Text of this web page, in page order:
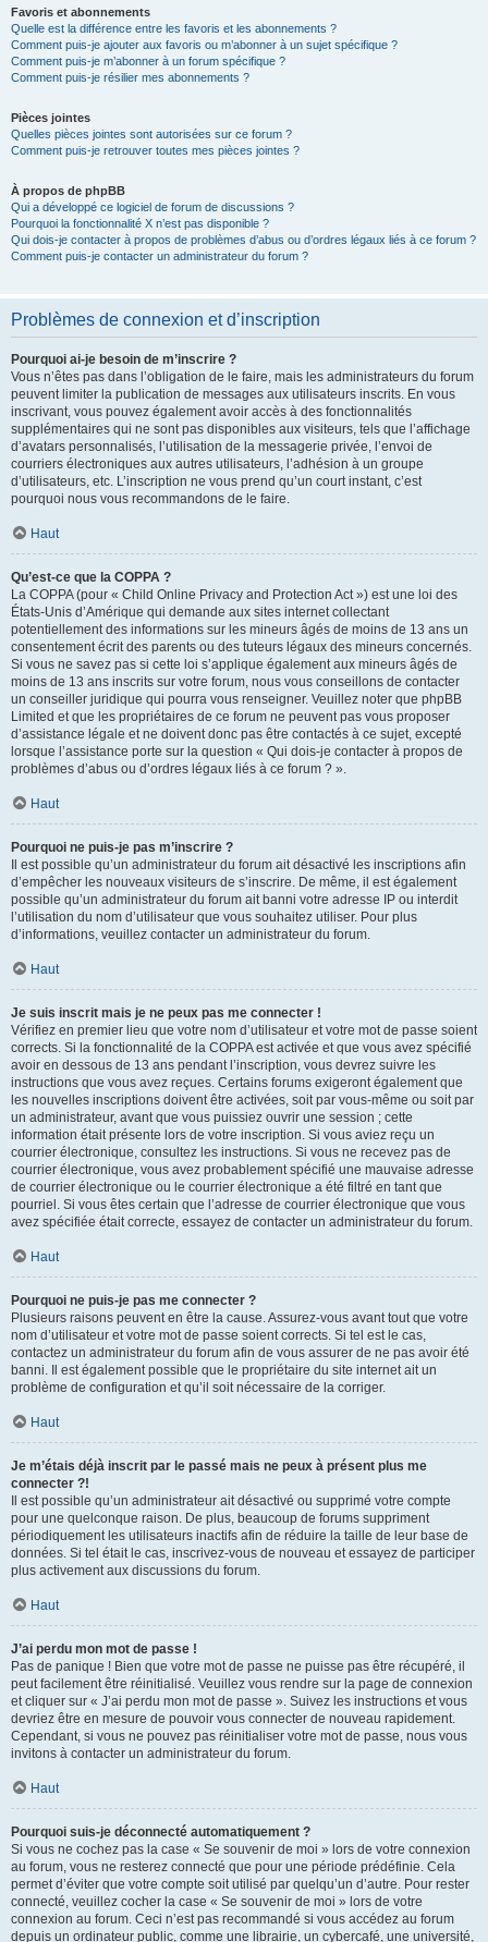
Favoris et abonnements
Quelle est la différence entre les favoris et les abonnements ?
Comment puis-je ajouter aux favoris ou m’abonner à un sujet spécifique ?
Comment puis-je m’abonner à un forum spécifique ?
Comment puis-je résilier mes abonnements ?
Pièces jointes
Quelles pièces jointes sont autorisées sur ce forum ?
Comment puis-je retrouver toutes mes pièces jointes ?
À propos de phpBB
Qui a développé ce logiciel de forum de discussions ?
Pourquoi la fonctionnalité X n’est pas disponible ?
Qui dois-je contacter à propos de problèmes d’abus ou d’ordres légaux liés à ce forum ?
Comment puis-je contacter un administrateur du forum ?
Problèmes de connexion et d’inscription
Pourquoi ai-je besoin de m’inscrire ?
Vous n’êtes pas dans l’obligation de le faire, mais les administrateurs du forum
peuvent limiter la publication de messages aux utilisateurs inscrits. En vous
inscrivant, vous pouvez également avoir accès à des fonctionnalités
supplémentaires qui ne sont pas disponibles aux visiteurs, tels que l’affichage
d’avatars personnalisés, l’utilisation de la messagerie privée, l’envoi de
courriers électroniques aux autres utilisateurs, l’adhésion à un groupe
d’utilisateurs, etc. L’inscription ne vous prend qu’un court instant, c’est
pourquoi nous vous recommandons de le faire.
Haut
Qu’est-ce que la COPPA ?
La COPPA (pour « Child Online Privacy and Protection Act ») est une loi des
États-Unis d’Amérique qui demande aux sites internet collectant
potentiellement des informations sur les mineurs âgés de moins de 13 ans un
consentement écrit des parents ou des tuteurs légaux des mineurs concernés.
Si vous ne savez pas si cette loi s’applique également aux mineurs âgés de
moins de 13 ans inscrits sur votre forum, nous vous conseillons de contacter
un conseiller juridique qui pourra vous renseigner. Veuillez noter que phpBB
Limited et que les propriétaires de ce forum ne peuvent pas vous proposer
d’assistance légale et ne doivent donc pas être contactés à ce sujet, excepté
lorsque l’assistance porte sur la question « Qui dois-je contacter à propos de
problèmes d’abus ou d’ordres légaux liés à ce forum ? ».
Haut
Pourquoi ne puis-je pas m’inscrire ?
Il est possible qu’un administrateur du forum ait désactivé les inscriptions afin
d’empêcher les nouveaux visiteurs de s’inscrire. De même, il est également
possible qu’un administrateur du forum ait banni votre adresse IP ou interdit
l’utilisation du nom d’utilisateur que vous souhaitez utiliser. Pour plus
d’informations, veuillez contacter un administrateur du forum.
Haut
Je suis inscrit mais je ne peux pas me connecter !
Vérifiez en premier lieu que votre nom d’utilisateur et votre mot de passe soient
corrects. Si la fonctionnalité de la COPPA est activée et que vous avez spécifié
avoir en dessous de 13 ans pendant l’inscription, vous devrez suivre les
instructions que vous avez reçues. Certains forums exigeront également que
les nouvelles inscriptions doivent être activées, soit par vous-même ou soit par
un administrateur, avant que vous puissiez ouvrir une session ; cette
information était présente lors de votre inscription. Si vous aviez reçu un
courrier électronique, consultez les instructions. Si vous ne recevez pas de
courrier électronique, vous avez probablement spécifié une mauvaise adresse
de courrier électronique ou le courrier électronique a été filtré en tant que
pourriel. Si vous êtes certain que l’adresse de courrier électronique que vous
avez spécifiée était correcte, essayez de contacter un administrateur du forum.
Haut
Pourquoi ne puis-je pas me connecter ?
Plusieurs raisons peuvent en être la cause. Assurez-vous avant tout que votre
nom d’utilisateur et votre mot de passe soient corrects. Si tel est le cas,
contactez un administrateur du forum afin de vous assurer de ne pas avoir été
banni. Il est également possible que le propriétaire du site internet ait un
problème de configuration et qu’il soit nécessaire de la corriger.
Haut
Je m’étais déjà inscrit par le passé mais ne peux à présent plus me
connecter ?!
Il est possible qu’un administrateur ait désactivé ou supprimé votre compte
pour une quelconque raison. De plus, beaucoup de forums suppriment
périodiquement les utilisateurs inactifs afin de réduire la taille de leur base de
données. Si tel était le cas, inscrivez-vous de nouveau et essayez de participer
plus activement aux discussions du forum.
Haut
J’ai perdu mon mot de passe !
Pas de panique ! Bien que votre mot de passe ne puisse pas être récupéré, il
peut facilement être réinitialisé. Veuillez vous rendre sur la page de connexion
et cliquer sur « J’ai perdu mon mot de passe ». Suivez les instructions et vous
devriez être en mesure de pouvoir vous connecter de nouveau rapidement.
Cependant, si vous ne pouvez pas réinitialiser votre mot de passe, nous vous
invitons à contacter un administrateur du forum.
Haut
Pourquoi suis-je déconnecté automatiquement ?
Si vous ne cochez pas la case « Se souvenir de moi » lors de votre connexion
au forum, vous ne resterez connecté que pour une période prédéfinie. Cela
permet d’éviter que votre compte soit utilisé par quelqu’un d’autre. Pour rester
connecté, veuillez cocher la case « Se souvenir de moi » lors de votre
connexion au forum. Ceci n’est pas recommandé si vous accédez au forum
depuis un ordinateur public, comme une librairie, un cybercafé, une université,